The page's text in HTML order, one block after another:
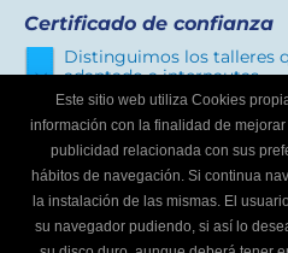
Certificado de confianza
Distinguimos los talleres
adaptado a internautas.
¿Eres un taller mecánico?
Escríbenos y te
Buscador de talleres.
Infórmate
Este sitio web utiliza Cookies
información con la finalidad de
publicidad relacionada con sus
hábitos de navegación. Si continua
la instalación de las mismas. El
su navegador pudiendo, si así lo